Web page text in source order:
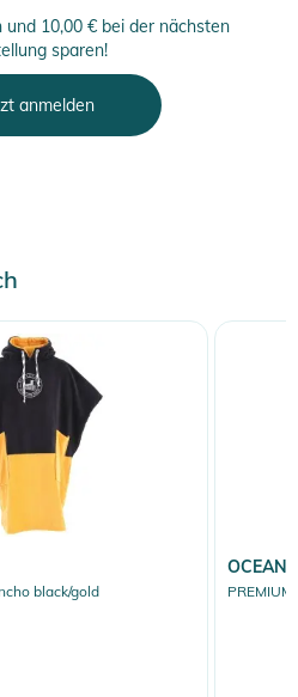
10,00 € bei der nächsten
sparen!
anmelden
black/gold
OCEAN